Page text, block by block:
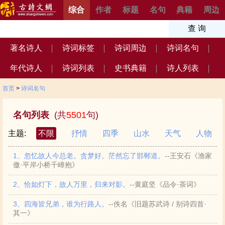
周边
典籍
名句
标题
作者
综合
著名诗人 诗词标签 诗词周边 诗词名句
年代诗人 诗词列表 史书典籍 诗人列表
首页 > 诗词名句
名句列表 (共5501句)
主题: 不限 抒情 四季 山水 天气 人物
1、忽忆故人今总老。贪梦好。茫然忘了邯郸道。 --王安石《渔家
傲·平岸小桥千嶂抱》
2、恰如灯下，故人万里，归来对影。 --黄庭坚《品令·茶词》
3、四海皆兄弟，谁为行路人。 --佚名《旧题苏武诗 / 别诗四首·
其一》